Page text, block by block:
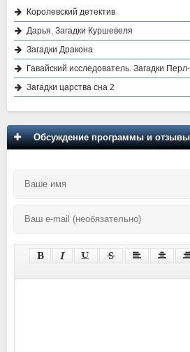
Королевский детектив
Дарья. Загадки Куршевеля
Загадки Дракона
Гавайский исследователь. Загадки
Загадки царства сна 2
Обсуждение программы и отзывы